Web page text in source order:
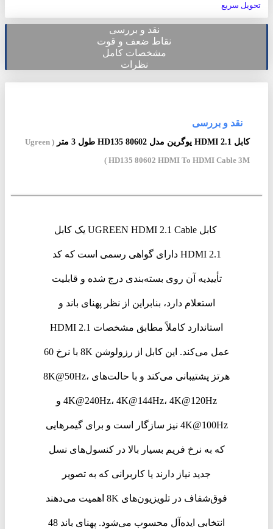
تحویل سریع
نقد و بررسی
نقاط ضعف و قوت
مشخصات کامل
نظرات
نقد و بررسی
کابل 2.1 HDMI یوگرین مدل HD135 80602 طول 3 متر
( Ugreen
HD135 80602 HDMI To HDMI Cable 3M )
کابل UGREEN HDMI 2.1 Cable یک کابل
HDMI 2.1 دارای گواهی رسمی است که کد
تأییدیه آن روی بسته‌بندی درج شده و قابلیت
استعلام دارد، بنابراین از نظر پهنای باند و
استاندارد کاملاً مطابق مشخصات HDMI 2.1
عمل می‌کند. این کابل از رزولوشن 8K با نرخ 60
هرتز پشتیبانی می‌کند و با حالت‌های 8K@50Hz،
4K@240Hz، 4K@144Hz، 4K@120Hz و
4K@100Hz نیز سازگار است و برای گیمرهایی
که به نرخ فریم بسیار بالا در کنسول‌های نسل
جدید نیاز دارند یا کاربرانی که به تصویر
فوق‌شفاف در تلویزیون‌های 8K اهمیت می‌دهند
انتخابی ایده‌آل محسوب می‌شود. پهنای باند 48